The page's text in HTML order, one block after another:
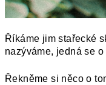
Říkáme jim stařecké
nazýváme, jedná se
Řekněme si něco o